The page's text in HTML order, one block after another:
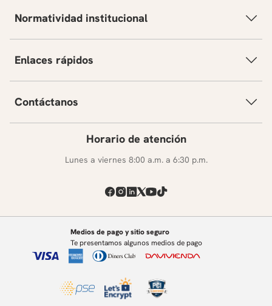
Normatividad institucional
Enlaces rápidos
Contáctanos
Horario de atención
Lunes a viernes 8:00 a.m. a 6:30 p.m.
Medios de pago y sitio seguro
Te presentamos algunos medios de pago